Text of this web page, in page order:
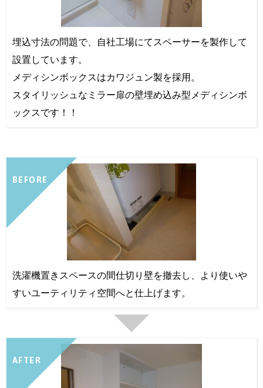
埋込寸法の問題で、自社工場にてスペーサーを製作して
設置しています。
メディシンボックスはカワジュン製を採用。
スタイリッシュなミラー扉の壁埋め込み型メディシンボ
ックスです！！
BEFORE
洗濯機置きスペースの間仕切り壁を撤去し、より使いや
すいユーティリティ空間へと仕上げます。
AFTER